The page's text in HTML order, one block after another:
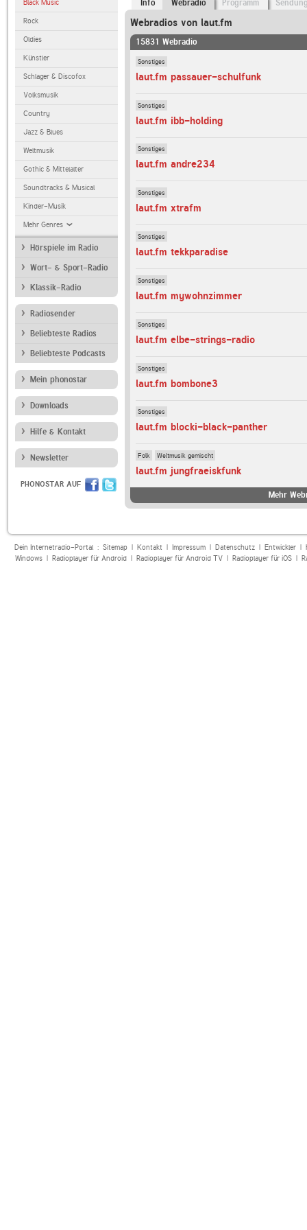
Black Music
Rock
Oldies
Künstler
Schlager & Discofox
Volksmusik
Country
Jazz & Blues
Weltmusik
Gothic & Mittelalter
Soundtracks & Musical
Kinder-Musik
Mehr Genres
Hörspiele im Radio
Wort- & Sport-Radio
Klassik-Radio
Radiosender
Beliebteste Radios
Beliebteste Podcasts
Mein phonostar
Downloads
Hilfe & Kontakt
Newsletter
PHONOSTAR AUF
Info Webradio Programm
Webradios von laut.fm
15831 Webradio
Sonstiges
laut.fm passauer-schulfunk
Sonstiges
laut.fm ibb-holding
Sonstiges
laut.fm andre234
Sonstiges
laut.fm xtrafm
Sonstiges
laut.fm tekkparadise
Sonstiges
laut.fm mywohnzimmer
Sonstiges
laut.fm elbe-strings-radio
Sonstiges
laut.fm bombone3
Sonstiges
laut.fm blocki-black-panther
Folk Weltmusik gemischt
laut.fm jungfraeiskfunk
Mehr
Dein Internetradio-Portal : Sitemap| Kontakt| Impressum| Datenschutz| Entwickler|
Windows| Radioplayer für Android| Radioplayer für Android TV| Radioplayer für iOS|